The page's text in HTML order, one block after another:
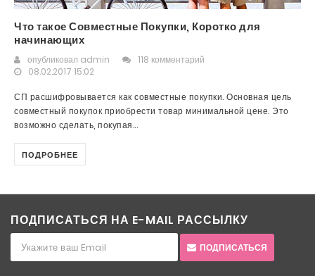
Что такое Совместные Покупки, Коротко для
начинающих
опубликовал admin
118 комментарий
08.02.2017 15:02
СП расшифровывается как совместные покупки. Основная цель
совместный покупок приобрести товар минимальной цене. Это
возможно сделать, покупая...
ПОДРОБНЕЕ
ПОДПИСАТЬСЯ НА E-MAIL РАССЫЛКУ
ПОДПИСАТЬСЯ